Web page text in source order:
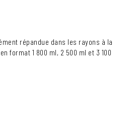
répandue dans les rayons à la
format 1 800 ml, 2 500 ml et 3 100